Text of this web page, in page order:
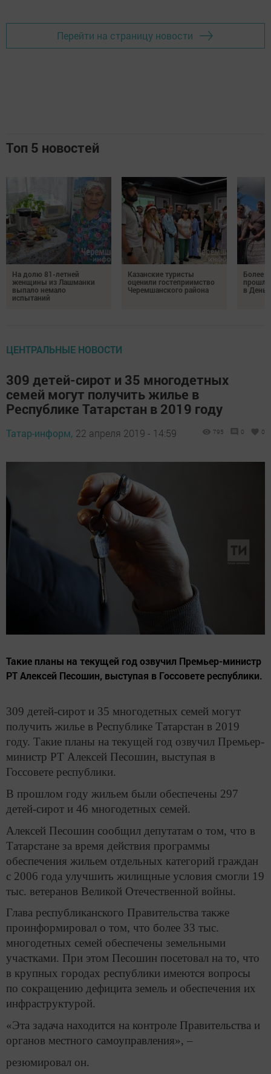
Перейти на страницу новости
Топ 5 новостей
На долю 81-летней
женщины из Лашманки
выпало немало
испытаний
Казанские туристы
оценили гостеприимство
Черемшанского района
Более
в День
ЦЕНТРАЛЬНЫЕ НОВОСТИ
309 детей-сирот и 35 многодетных
семей могут получить жилье в
Республике Татарстан в 2019 году
Татар-информ, 22 апреля 2019 - 14:59 795 0 0
Такие планы на текущей год озвучил Премьер-министр
РТ Алексей Песошин, выступая в Госсовете республики.
309 детей-сирот и 35 многодетных семей могут
получить жилье в Республике Татарстан в 2019
году. Такие планы на текущей год озвучил Премьер-
министр РТ Алексей Песошин, выступая в
Госсовете республики.
В прошлом году жильем были обеспечены 297
детей-сирот и 46 многодетных семей.
Алексей Песошин сообщил депутатам о том, что в
Татарстане за время действия программы
обеспечения жильем отдельных категорий граждан
с 2006 года улучшить жилищные условия смогли 19
тыс. ветеранов Великой Отечественной войны.
Глава республиканского Правительства также
проинформировал о том, что более 33 тыс.
многодетных семей обеспечены земельными
участками. При этом Песошин посетовал на то, что
в крупных городах республики имеются вопросы
по сокращению дефицита земель и обеспечения их
инфраструктурой.
«Эта задача находится на контроле Правительства и
органов местного самоуправления», –
резюмировал он.